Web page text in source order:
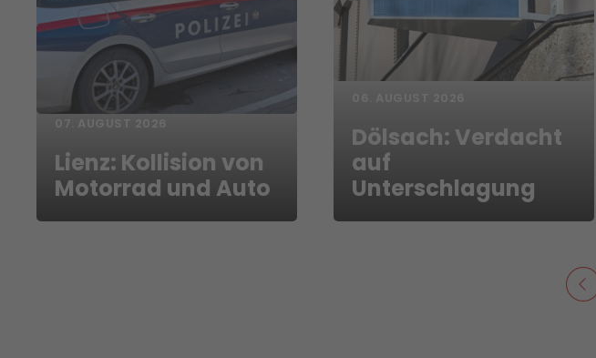
Lienz: Kollision von
Motorrad und Auto
Dölsach: Verdacht
auf
Unterschlagung